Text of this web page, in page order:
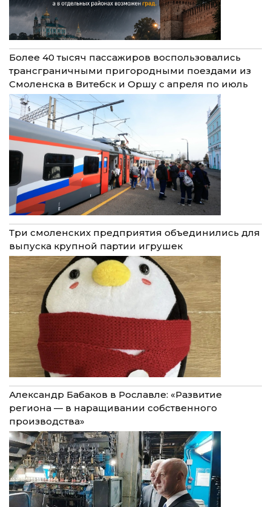
Более 40 тысяч пассажиров воспользовались
трансграничными пригородными поездами из
Смоленска в Витебск и Оршу с апреля по июль
Три смоленских предприятия объединились для
выпуска крупной партии игрушек
Александр Бабаков в Рославле: «Развитие
региона — в наращивании собственного
производства»